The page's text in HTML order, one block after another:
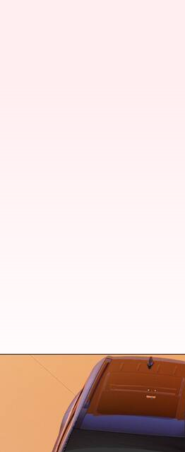
महिद्रा ने नया
दिनेश चंद शर्मा May 25, 2024 10:22
क्या है खबर?